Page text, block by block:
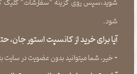
شوید،سپس روی گزینه “سفارشات” کلیک
‏شود.​​​​​​​
آیا برای خرید از کانسپت استور جان،
​​​​​​​- خیر، شما میتوانید بدون عضویت در